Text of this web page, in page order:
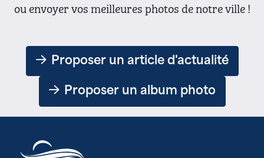
ou envoyer vos meilleures photos de notre ville !
Proposer un article d'actualité
Proposer un album photo